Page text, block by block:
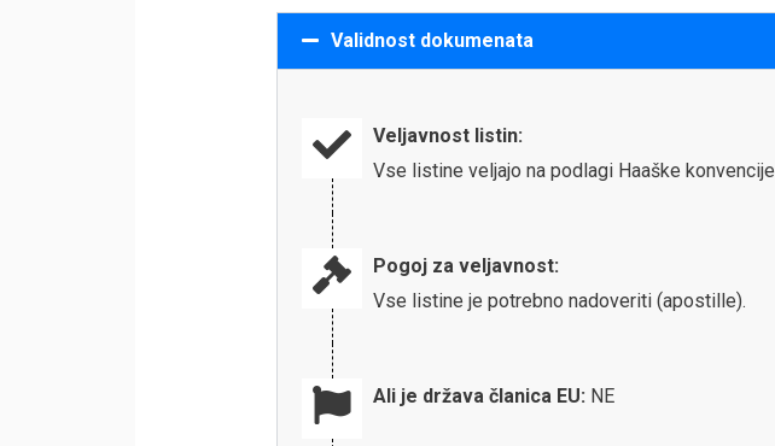
Validnost dokumenata
Veljavnost listin:
Vse listine veljajo na podlagi Haaške konvencije
Pogoj za veljavnost:
Vse listine je potrebno nadoveriti (apostille).
Ali je država članica EU: NE